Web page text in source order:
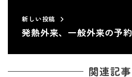
新しい投稿
発熱外来、一般外来の予約
関連記事